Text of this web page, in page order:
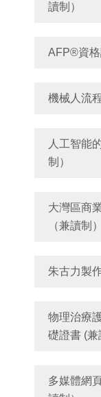
讀制）
AFP®資格
機械人流
人工智能
制）
大灣區商
（兼讀制）
朱古力製
物理治療
礎證書 (兼
多媒體網